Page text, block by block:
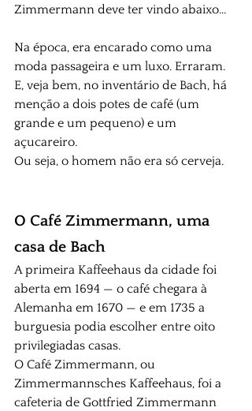
Zimmermann deve ter vindo abaixo...
Na época, era encarado como uma
moda passageira e um luxo. Erraram.
E, veja bem, no inventário de Bach, há
menção a dois potes de café (um
grande e um pequeno) e um
açucareiro.
Ou seja, o homem não era só cerveja.
O Café Zimmermann, uma
casa de Bach
A primeira Kaffeehaus da cidade foi
aberta em 1694 — o café chegara à
Alemanha em 1670 — e em 1735 a
burguesia podia escolher entre oito
privilegiadas casas.
O Café Zimmermann, ou
Zimmermannsches Kaffeehaus, foi a
cafeteria de Gottfried Zimmermann